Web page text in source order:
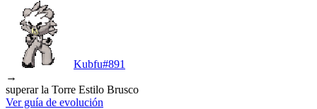
Kubfu#891
→
superar la Torre Estilo Brusco
Ver guía de evolución